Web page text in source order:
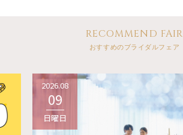
RECOMMEND FAIR
おすすめのブライダルフェア
2026.08
09
日曜日